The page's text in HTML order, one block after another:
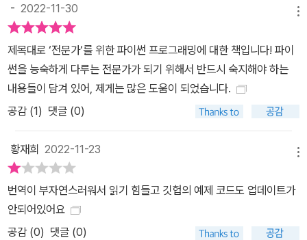
++ 코드와 파이썬 코드의 통합
- 2022-11-30
제목대로 ‘전문가‘를 위한 파이썬 프로그래밍에 대한 책입니다! 파이
썬을 능숙하게 다루는 전문가가 되기 위해서 반드시 숙지해야 하는
내용들이 담겨 있어, 제게는 많은 도움이 되었습니다.
공감 (1) 댓글 (0)
황재희 2022-11-23
번역이 부자연스러워서 읽기 힘들고 깃헙의 예제 코드도 업데이트가
안되어있어요
공감 (0) 댓글 (0)